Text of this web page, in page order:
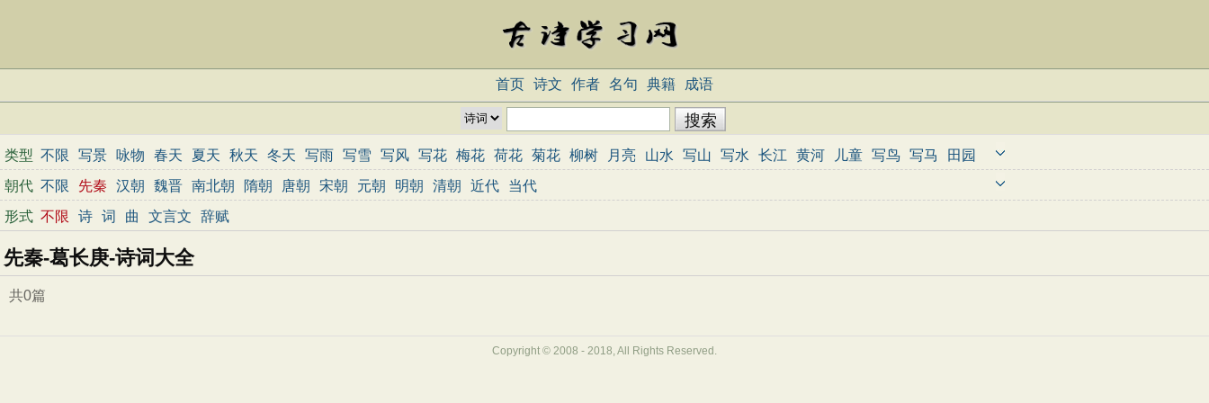
首页 诗文 作者 名句 典籍 成语
类型 不限 写景 咏物 春天 夏天 秋天 冬天 写雨 写雪 写风 写花 梅花 荷花 菊花 柳树 月亮 山水 写山 写水 长江 黄河 儿童 写鸟 写马
田园
边塞
地名 抒情 爱国 离别 送别 思乡 思念 爱情 励志 哲理 闺怨 悼亡 写人
春节 元宵节 寒食节 清明节 端午节 七夕节 中秋节 重阳节 忧国忧民 咏史怀古 宋词精选 小学古诗 初中古诗 高中古诗 古文观止
辞赋精选
小学文言文 初中文言文 高中文言文 古诗十九首 唐诗三百首 古诗三百首 宋词三百首
朝代 不限 先秦 汉朝 魏晋 南北朝 隋朝 唐朝 宋朝 元朝 明朝 清朝 近代
当代
形式 不限 诗 词 曲 文言文 辞赋
先秦-葛长庚-诗词大全
共0篇
Copyright © 2008 - 2018, All Rights Reserved.